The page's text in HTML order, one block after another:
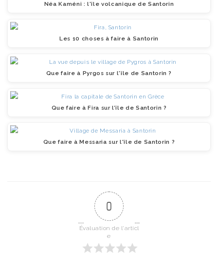
Néa Kaméni : l'île volcanique de Santorin
Les 10 choses à faire à Santorin
Que faire à Pyrgos sur l'île de Santorin ?
Que faire à Fira sur l’île de Santorin ?
Que faire à Messaria sur l'île de Santorin ?
0
Évaluation de l'articl
e